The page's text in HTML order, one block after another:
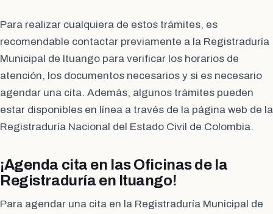
Para realizar cualquiera de estos trámites, es
recomendable contactar previamente a la Registraduría
Municipal de Ituango para verificar los horarios de
atención, los documentos necesarios y si es necesario
agendar una cita. Además, algunos trámites pueden
estar disponibles en línea a través de la página web de la
Registraduría Nacional del Estado Civil de Colombia.
¡Agenda cita en las Oficinas de la
Registraduría en Ituango!
Para agendar una cita en la Registraduría Municipal de